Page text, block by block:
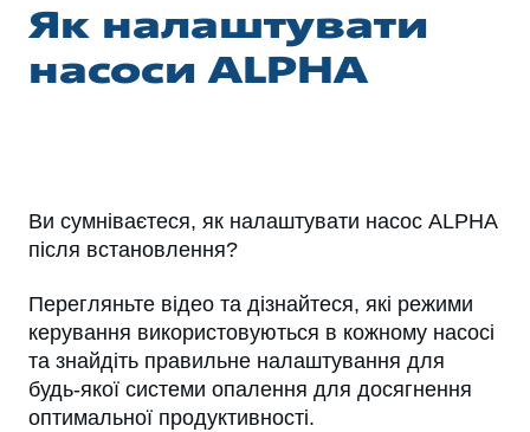
Як налаштувати
насоси ALPHA
Ви сумніваєтеся, як налаштувати насос ALPHA
після встановлення?
Перегляньте відео та дізнайтеся, які режими
керування використовуються в кожному насосі
та знайдіть правильне налаштування для
будь-якої системи опалення для досягнення
оптимальної продуктивності.